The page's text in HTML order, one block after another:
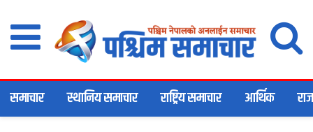
समाचार स्थानिय समाचार राष्ट्रिय समाचार आर्थिक